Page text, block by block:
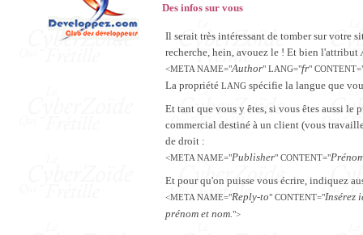
Des infos sur vous
Il serait très intéressant de tomber sur votre
recherche, hein, avouez le ! Et bien l'attribut
<META NAME="Author" LANG="fr"
La propriété LANG spécifie la langue que
Et tant que vous y êtes, si vous êtes aussi le
commercial destiné à un client (vous
de droit :
<META NAME="Publisher" CONTENT="
Et pour qu'on puisse vous écrire, indiquez
<META NAME="Reply-to" CONTENT="Insérez
prénom et nom. ">